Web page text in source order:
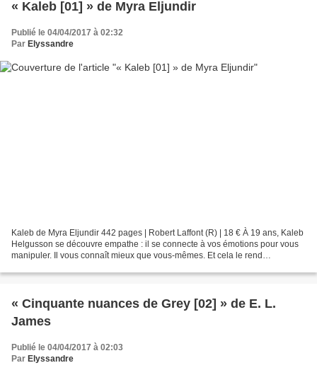
« Kaleb [01] » de Myra Eljundir
Publié le 04/04/2017 à 02:32
Par Elyssandre
Kaleb de Myra Eljundir 442 pages | Robert Laffont (R) | 18 € À 19 ans, Kaleb
Helgusson se découvre empathe : il se connecte à vos émotions pour vous
manipuler. Il vous connaît mieux que vous-mêmes. Et cela le rend
« Cinquante nuances de Grey [02] » de E. L.
James
Publié le 04/04/2017 à 02:03
Par Elyssandre